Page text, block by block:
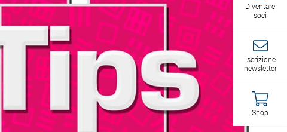
Diventare
soci
Iscrizione
newsletter
Shop